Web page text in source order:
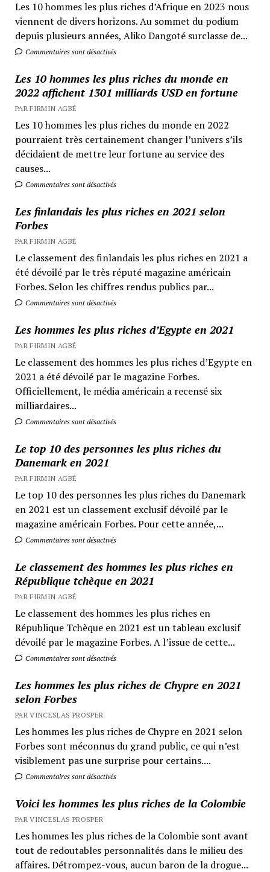
Les 10 hommes les plus riches d’Afrique en 2023 nous
viennent de divers horizons. Au sommet du podium
depuis plusieurs années, Aliko Dangoté surclasse de...
Commentaires sont désactivés
Les 10 hommes les plus riches du monde en
2022 affichent 1301 milliards USD en fortune
PAR FIRMIN AGBÉ
Les 10 hommes les plus riches du monde en 2022
pourraient très certainement changer l’univers s’ils
décidaient de mettre leur fortune au service des
causes...
Commentaires sont désactivés
Les finlandais les plus riches en 2021 selon
Forbes
PAR FIRMIN AGBÉ
Le classement des finlandais les plus riches en 2021 a
été dévoilé par le très réputé magazine américain
Forbes. Selon les chiffres rendus publics par...
Commentaires sont désactivés
Les hommes les plus riches d’Egypte en 2021
PAR FIRMIN AGBÉ
Le classement des hommes les plus riches d’Egypte en
2021 a été dévoilé par le magazine Forbes.
Officiellement, le média américain a recensé six
milliardaires...
Commentaires sont désactivés
Le top 10 des personnes les plus riches du
Danemark en 2021
PAR FIRMIN AGBÉ
Le top 10 des personnes les plus riches du Danemark
en 2021 est un classement exclusif dévoilé par le
magazine américain Forbes. Pour cette année,...
Commentaires sont désactivés
Le classement des hommes les plus riches en
République tchèque en 2021
PAR FIRMIN AGBÉ
Le classement des hommes les plus riches en
République Tchèque en 2021 est un tableau exclusif
dévoilé par le magazine Forbes. A l’issue de cette...
Commentaires sont désactivés
Les hommes les plus riches de Chypre en 2021
selon Forbes
PAR VINCESLAS PROSPER
Les hommes les plus riches de Chypre en 2021 selon
Forbes sont méconnus du grand public, ce qui n’est
visiblement pas une surprise pour certains....
Commentaires sont désactivés
Voici les hommes les plus riches de la Colombie
PAR VINCESLAS PROSPER
Les hommes les plus riches de la Colombie sont avant
tout de redoutables personnalités dans le milieu des
affaires. Détrompez-vous, aucun baron de la drogue...